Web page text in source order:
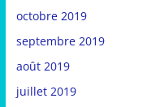
octobre 2019
septembre 2019
août 2019
juillet 2019